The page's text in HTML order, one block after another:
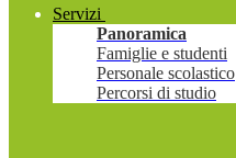
Servizi
Panoramica
Famiglie e studenti
Personale scolastico
Percorsi di studio